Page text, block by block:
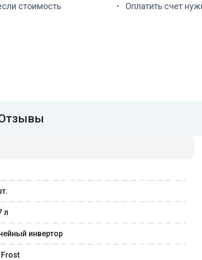
стоимость
Оплатить счет
л
инвертор
Frost